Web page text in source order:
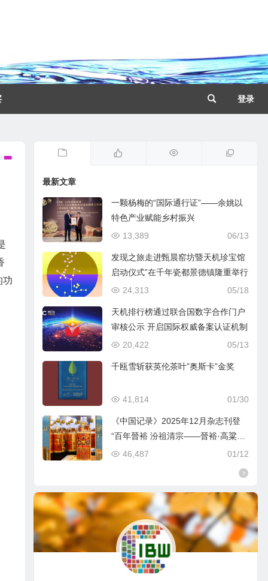
登录
功
最新文章
一颗杨梅的“国际通行证”——余姚以
特色产业赋能乡村振兴
06/13
13,389
发现之旅走进甄晨窑坊暨天机珍宝馆
启动仪式”在千年瓷都景德镇隆重举行
05/18
24,313
天机排行榜通过联合国数字合作门户
审核公示 开启国际权威备案认证机制
05/13
20,422
千瓯雪斩获英伦茶叶”奥斯卡”金奖
01/30
41,814
《中国记录》2025年12月杂志刊登
“百年晉裕 汾祖清宗——晉裕·高粱穗
商标品牌及晉裕汾酒公司”
01/12
46,487